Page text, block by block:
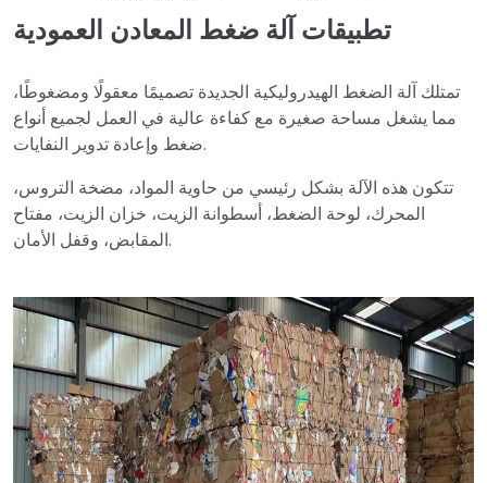
تطبيقات آلة ضغط المعادن العمودية
تمتلك آلة الضغط الهيدروليكية الجديدة تصميمًا معقولًا ومضغوطًا،
مما يشغل مساحة صغيرة مع كفاءة عالية في العمل لجميع أنواع
ضغط وإعادة تدوير النفايات.
تتكون هذه الآلة بشكل رئيسي من حاوية المواد، مضخة التروس،
المحرك، لوحة الضغط، أسطوانة الزيت، خزان الزيت، مفتاح
المقابض، وقفل الأمان.